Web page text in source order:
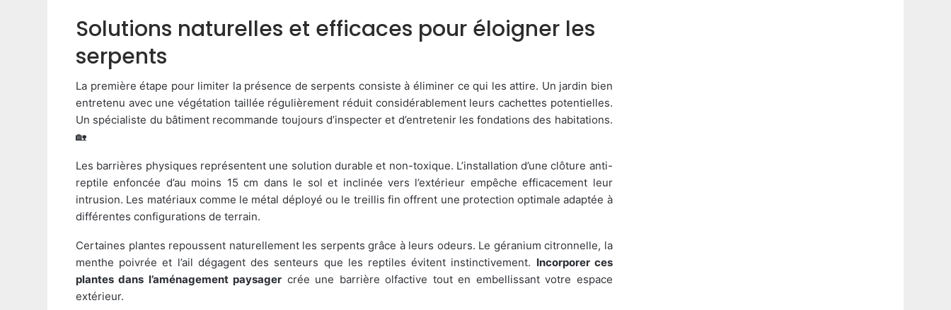
Solutions naturelles et efficaces pour éloigner les
serpents
La première étape pour limiter la présence de serpents consiste à éliminer ce qui les attire. Un jardin bien
entretenu avec une végétation taillée régulièrement réduit considérablement leurs cachettes potentielles.
Un spécialiste du bâtiment recommande toujours d’inspecter et d’entretenir les fondations des habitations.
🏡
Les barrières physiques représentent une solution durable et non-toxique. L’installation d’une clôture anti-
reptile enfoncée d’au moins 15 cm dans le sol et inclinée vers l’extérieur empêche efficacement leur
intrusion. Les matériaux comme le métal déployé ou le treillis fin offrent une protection optimale adaptée à
différentes configurations de terrain.
Certaines plantes repoussent naturellement les serpents grâce à leurs odeurs. Le géranium citronnelle, la
menthe poivrée et l’ail dégagent des senteurs que les reptiles évitent instinctivement. Incorporer ces
plantes dans l’aménagement paysager crée une barrière olfactive tout en embellissant votre espace
extérieur.